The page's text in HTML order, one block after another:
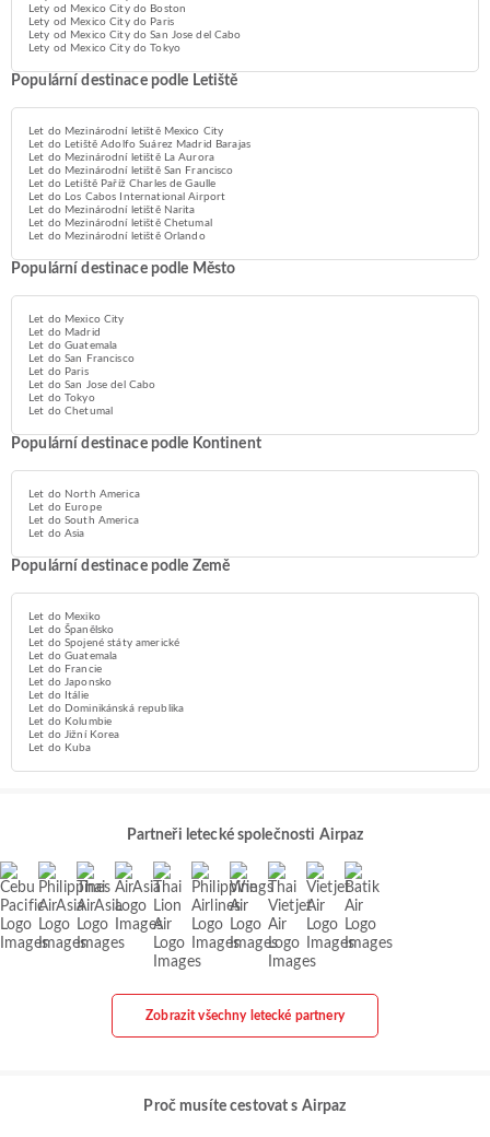
Lety od Mexico City do Boston
Lety od Mexico City do Paris
Lety od Mexico City do San Jose del Cabo
Lety od Mexico City do Tokyo
Populární destinace podle Letiště
Let do Mezinárodní letiště Mexico City
Let do Letiště Adolfo Suárez Madrid Barajas
Let do Mezinárodní letiště La Aurora
Let do Mezinárodní letiště San Francisco
Let do Letiště Paříž Charles de Gaulle
Let do Los Cabos International Airport
Let do Mezinárodní letiště Narita
Let do Mezinárodní letiště Chetumal
Let do Mezinárodní letiště Orlando
Populární destinace podle Město
Let do Mexico City
Let do Madrid
Let do Guatemala
Let do San Francisco
Let do Paris
Let do San Jose del Cabo
Let do Tokyo
Let do Chetumal
Populární destinace podle Kontinent
Let do North America
Let do Europe
Let do South America
Let do Asia
Populární destinace podle Země
Let do Mexiko
Let do Španělsko
Let do Spojené státy americké
Let do Guatemala
Let do Francie
Let do Japonsko
Let do Itálie
Let do Dominikánská republika
Let do Kolumbie
Let do Jižní Korea
Let do Kuba
Partneři letecké společnosti Airpaz
Zobrazit všechny letecké partnery
Proč musíte cestovat s Airpaz